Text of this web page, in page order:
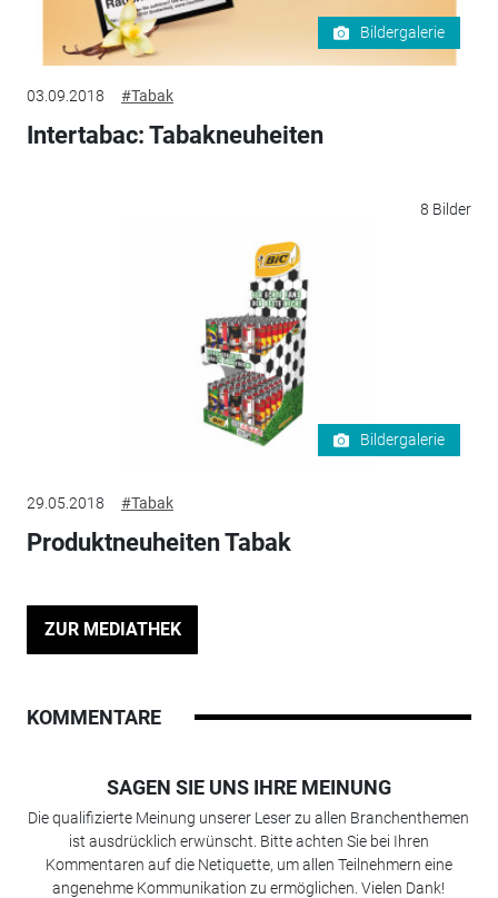
Bildergalerie
03.09.2018 #Tabak
Intertabac: Tabakneuheiten
8 Bilder
Bildergalerie
29.05.2018 #Tabak
Produktneuheiten Tabak
ZUR MEDIATHEK
KOMMENTARE
SAGEN SIE UNS IHRE MEINUNG
Die qualifizierte Meinung unserer Leser zu allen Branchenthemen
ist ausdrücklich erwünscht. Bitte achten Sie bei Ihren
Kommentaren auf die Netiquette, um allen Teilnehmern eine
angenehme Kommunikation zu ermöglichen. Vielen Dank!